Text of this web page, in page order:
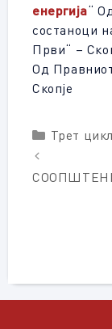
енергија“
состаноци
Први“ –
Од
Скопје
Трет